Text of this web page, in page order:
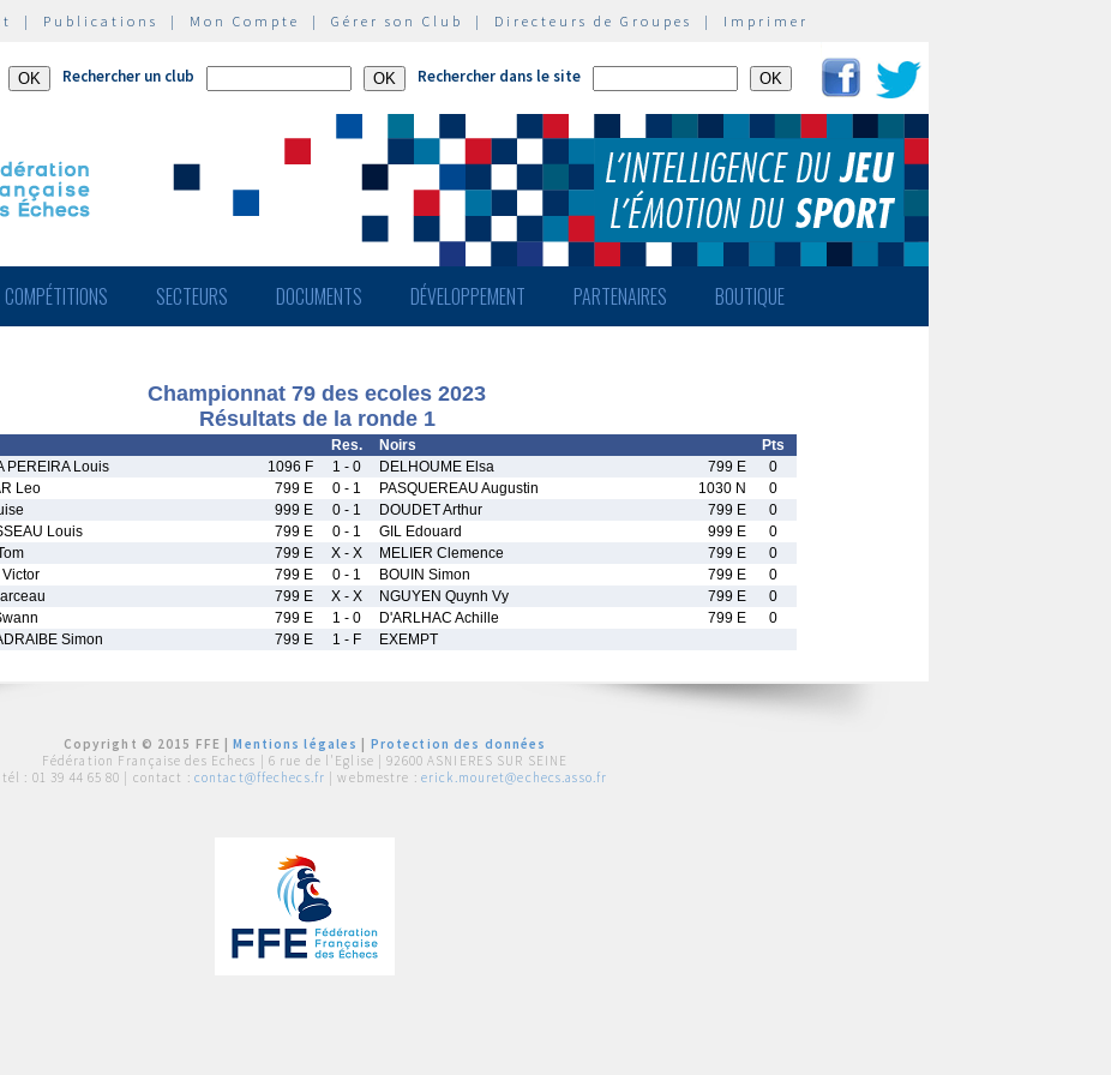
| Publications | Mon Compte | Gérer son Club | Directeurs de Groupes | Imprimer
Rechercher un club Rechercher dans le site
COMPÉTITIONS SECTEURS DOCUMENTS DÉVELOPPEMENT PARTENAIRES BOUTIQUE
Championnat 79 des ecoles 2023
Résultats de la ronde 1
Res. Noirs
Pts
PEREIRA Louis 1096 F 1 - 0 DELHOUME Elsa 799 E
0
Leo 799 E 0 - 1 PASQUEREAU Augustin 1030 N
0
999 E 0 - 1 DOUDET Arthur 799 E
0
Louis 799 E 0 - 1 GIL Edouard 999 E
0
799 E X - X MELIER Clemence 799 E
0
Victor 799 E 0 - 1 BOUIN Simon 799 E
0
799 E X - X NGUYEN Quynh Vy 799 E
0
799 E 1 - 0 D'ARLHAC Achille 799 E
0
Simon 799 E 1 - F EXEMPT
Copyright © 2015 FFE |Mentions légales
Protection des données
Fédération Française des Echecs | 6 rue de l'Eglise | 92600 ASNIERES SUR SEINE
tél : 01 39 44 65 80 | contact : contact@ffechecs.fr | webmestre : erick.mouret@echecs.asso.fr